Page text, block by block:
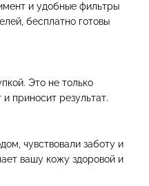
и удобные фильтры
бесплатно готовы
Это не только
приносит результат.
чувствовали заботу и
вашу кожу здоровой и